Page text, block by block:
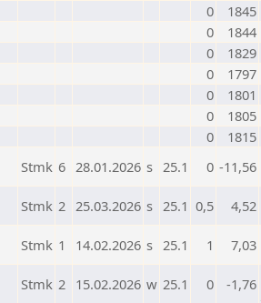
0
1845
0
1844
0
1829
0
1797
0
1801
0
1805
0
1815
Stmk 6 28.01.2026 s 25.1 0 -11,56
Stmk 2 25.03.2026 s 25.1 0,5 4,52
Stmk 1 14.02.2026 s 25.1 1 7,03
Stmk 2 15.02.2026 w 25.1 0 -1,76